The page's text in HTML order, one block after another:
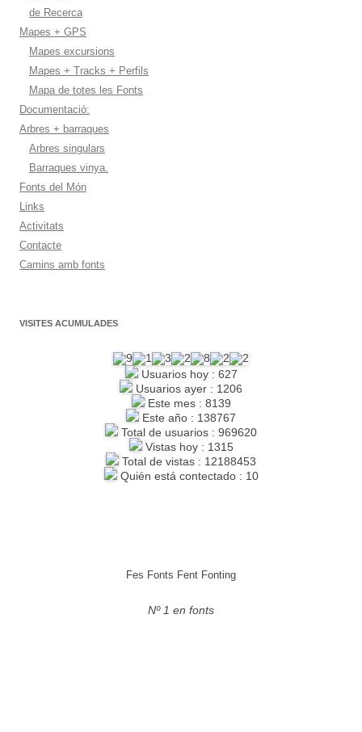
de Recerca
Mapes + GPS
Mapes excursions
Mapes + Tracks + Perfils
Mapa de totes les Fonts
Documentació:
Arbres + barraques
Arbres singulars
Barraques vinya.
Fonts del Món
Links
Activitats
Contacte
Camins amb fonts
VISITES ACUMULADES
Usuarios hoy : 627
Usuarios ayer : 1206
Este mes : 8139
Este año : 138767
Total de usuarios : 969620
Vistas hoy : 1315
Total de vistas : 12188453
Quién está contectado : 10
Fes Fonts Fent Fonting
Nº 1 en fonts